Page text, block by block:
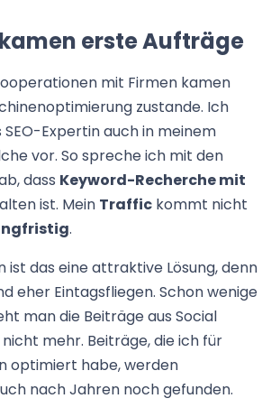
kamen erste Aufträge
mit Firmen kamen
zustande. Ich
Expertin auch in meinem
vor. So spreche ich mit den
dass Keyword-Recherche mit
ist. Mein Traffic kommt nicht
.
ist das eine attraktive Lösung, denn
eher Eintagsfliegen. Schon wenige
man die Beiträge aus Social
mehr. Beiträge, die ich für
optimiert habe, werden
nach Jahren noch gefunden.